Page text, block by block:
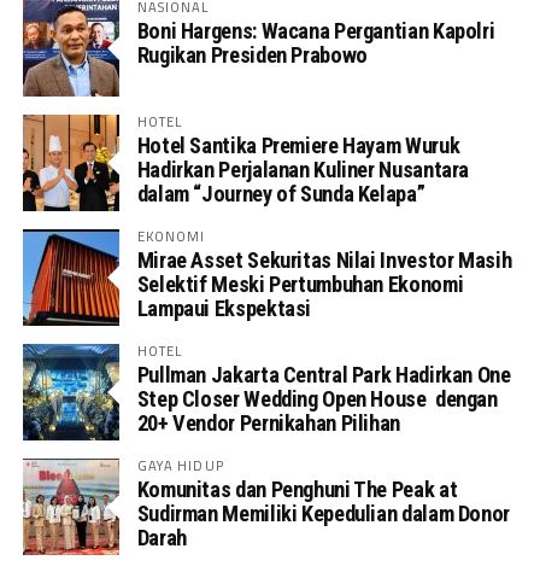
NASIONAL
Boni Hargens: Wacana Pergantian Kapolri
Rugikan Presiden Prabowo
HOTEL
Hotel Santika Premiere Hayam Wuruk
Hadirkan Perjalanan Kuliner Nusantara
dalam “Journey of Sunda Kelapa”
EKONOMI
Mirae Asset Sekuritas Nilai Investor Masih
Selektif Meski Pertumbuhan Ekonomi
Lampaui Ekspektasi
HOTEL
Pullman Jakarta Central Park Hadirkan One
Step Closer Wedding Open House dengan
20+ Vendor Pernikahan Pilihan
GAYA HIDUP
Komunitas dan Penghuni The Peak at
Sudirman Memiliki Kepedulian dalam Donor
Darah